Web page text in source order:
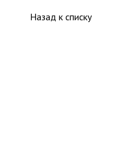
Назад к списку